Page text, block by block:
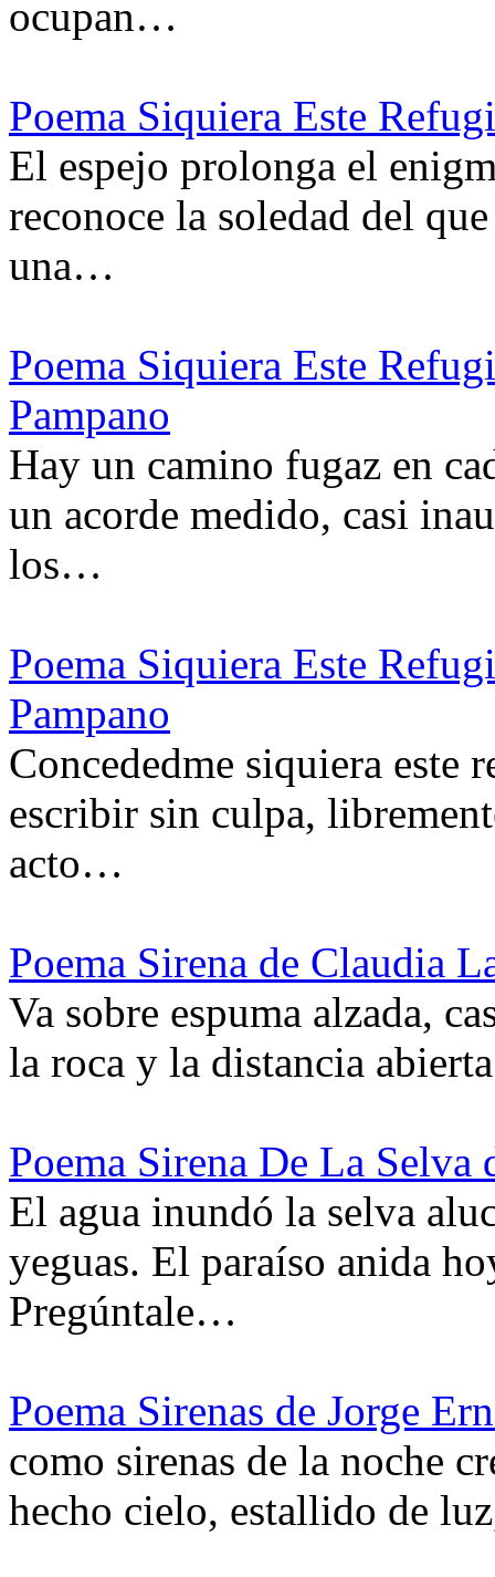
ocupan…
Poema Siquiera Este
El espejo prolonga el
reconoce la soledad del
una…
Poema Siquiera Este
Pampano
Hay un camino fugaz en
un acorde medido, casi
los…
Poema Siquiera Este
Pampano
Concededme siquiera este
escribir sin culpa,
acto…
Poema Sirena de Claudia
Va sobre espuma alzada,
la roca y la distancia
Poema Sirena De La
El agua inundó la selva
yeguas. El paraíso anida
Pregúntale…
Poema Sirenas de Jorge
como sirenas de la noche
hecho cielo, estallido de